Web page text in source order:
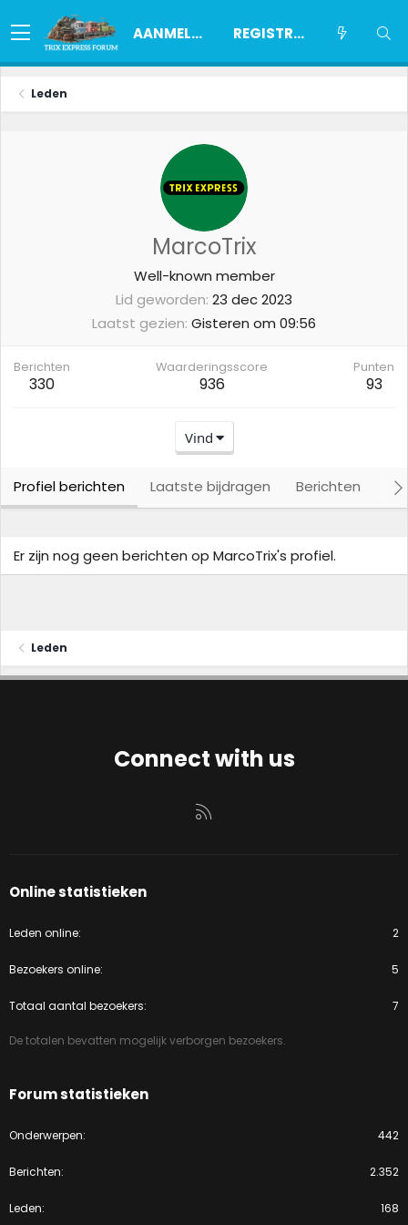
AANMELDEN REGISTREREN
Leden
MarcoTrix
Well-known member
Lid geworden 23 dec 2023
Laatst gezien Gisteren om 09:56
Berichten
330
Waarderingsscore
936
Punten
93
Vind
Profiel berichten Laatste bijdragen Berichten
Er zijn nog geen berichten op MarcoTrix's profiel.
Leden
Connect with us
Online statistieken
Leden online 2
Bezoekers online 5
Totaal aantal bezoekers 7
De totalen bevatten mogelijk verborgen bezoekers.
Forum statistieken
Onderwerpen 442
Berichten 2.352
Leden 168